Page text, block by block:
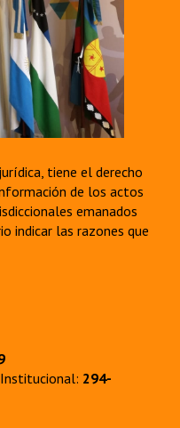
tiene el derecho
de los actos
emanados
indicar las razones que
294-